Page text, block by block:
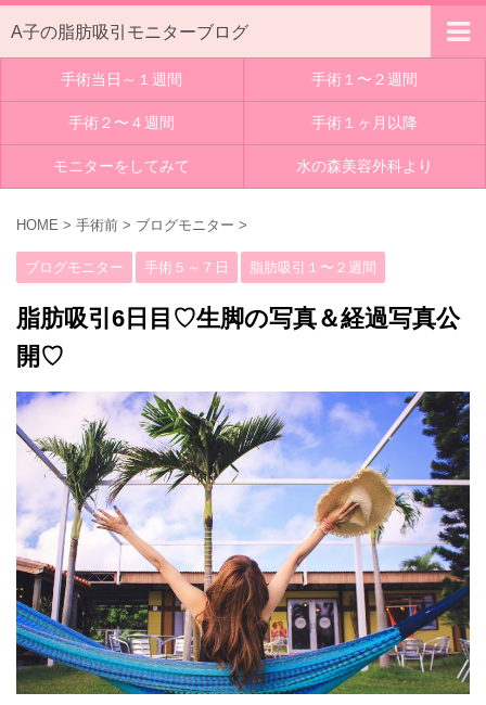
A子の脂肪吸引モニターブログ
手術当日～１週間 手術１〜２週間
手術２〜４週間 手術１ヶ月以降
モニターをしてみて 水の森美容外科より
HOME > 手術前 > ブログモニター >
ブログモニター 手術５～７日 脂肪吸引１〜２週間
脂肪吸引6日目♡生脚の写真＆経過写真公
開♡